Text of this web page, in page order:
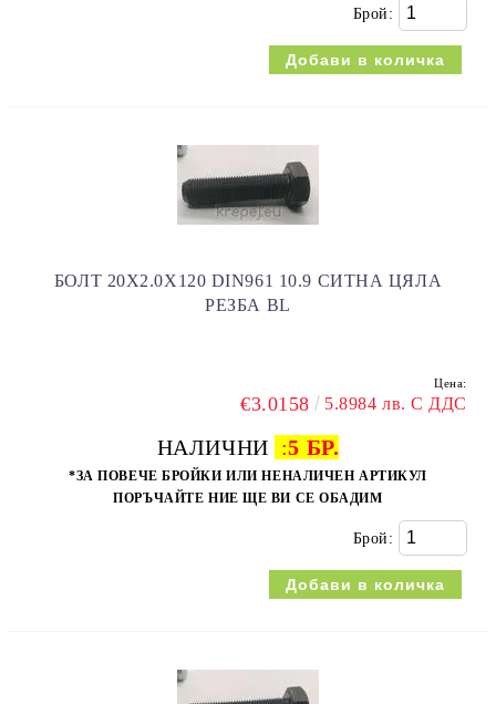
Брой:
БОЛТ 20Х2.0Х120 DIN961 10.9 СИТНА ЦЯЛА
РЕЗБА BL
Цена:
€3.0158 5.8984 лв. С ДДС
НАЛИЧНИ :5 БР.
*ЗА ПОВЕЧЕ БРОЙКИ ИЛИ НЕНАЛИЧЕН АРТИКУЛ
ПОРЪЧАЙТЕ НИЕ ЩЕ ВИ СЕ ОБАДИМ
Брой: